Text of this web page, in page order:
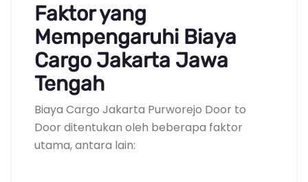
Faktor yang
Mempengaruhi Biaya
Cargo Jakarta Jawa
Tengah
Biaya Cargo Jakarta Purworejo Door to
Door ditentukan oleh beberapa faktor
utama, antara lain: